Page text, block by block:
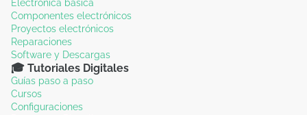
Electrónica básica
Componentes electrónicos
Proyectos electrónicos
Reparaciones
Software y Descargas
🎓 Tutoriales Digitales
Guías paso a paso
Cursos
Configuraciones